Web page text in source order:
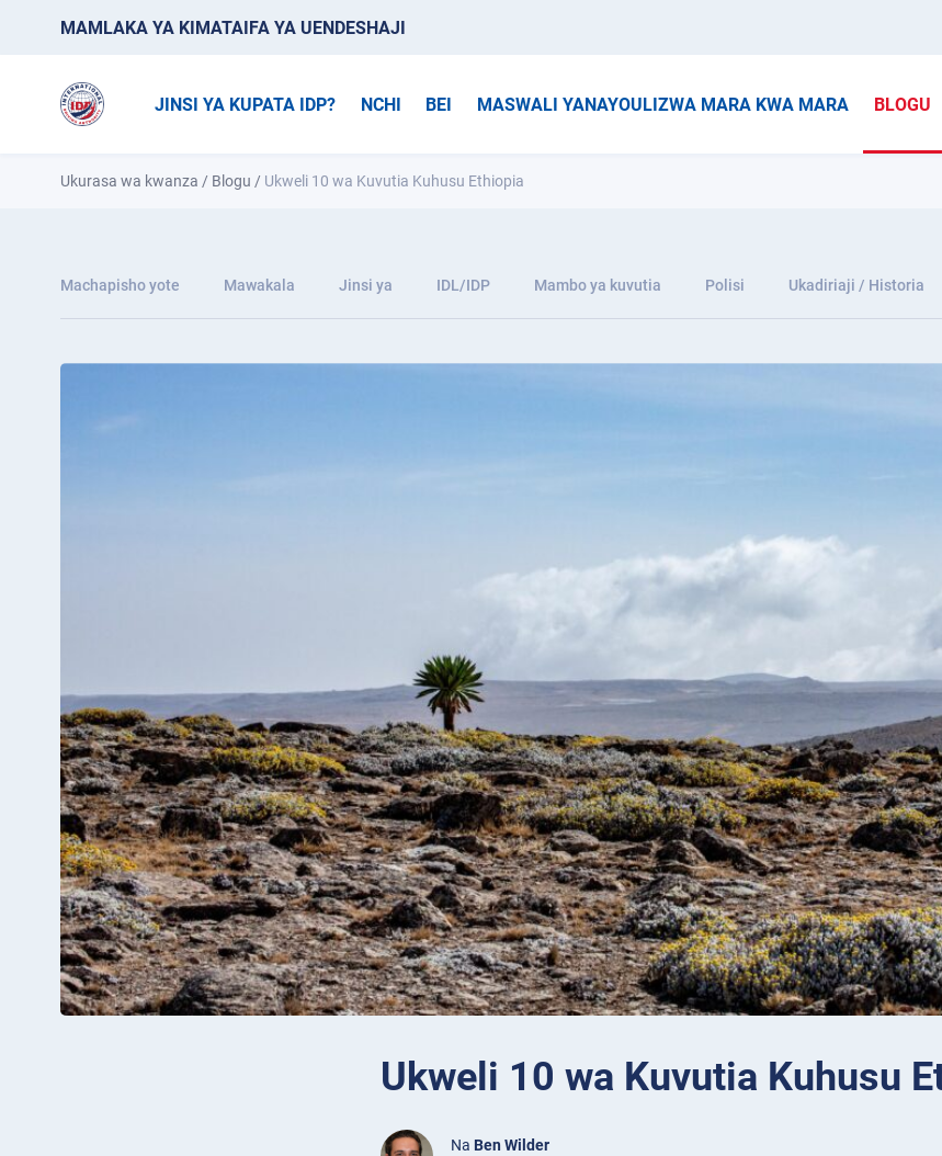
MAMLAKA YA KIMATAIFA YA UENDESHAJI
JINSI YA KUPATA IDP? NCHI BEI MASWALI YANAYOULIZWA MARA KWA MARA BLOGU
Ukurasa wa kwanza / Blogu / Ukweli 10 wa Kuvutia Kuhusu Ethiopia
Machapisho yote Mawakala Jinsi ya IDL/IDP Mambo ya kuvutia Polisi Ukadiriaji / Historia
Ukweli 10 wa Kuvutia Kuhusu
Na Ben Wilder